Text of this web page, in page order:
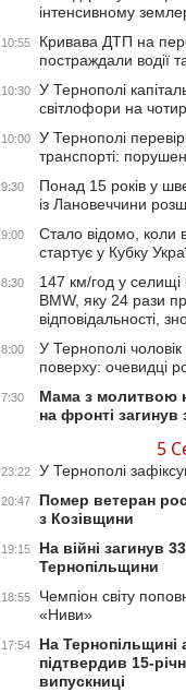
інтенсивному
10:55
Кривава ДТП на
постраждали водії
10:30
У Тернополі
світлофори на
10:00
У Тернополі
транспорті:
9:30
Понад 15 років у
із Лановеччини
9:00
Стало відомо, коли
стартує у Кубку
8:30
147 км/год у селищі
BMW, яку 24 рази
відповідальності,
8:00
У Тернополі чоловік
поверху: очевидці
7:30
Мама з молитвою
на фронті загинув
5
23:22 У Тернополі
20:47
Помер ветеран
з Козівщини
19:15
На війні загинув
Тернопільщини
18:55
Чемпіон світу
«Ниви»
17:54
На Тернопільщині
підтвердив 15-
випускниці